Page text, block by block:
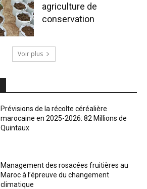
agriculture de
conservation
Voir plus
Prévisions de la récolte céréalière
marocaine en 2025-2026: 82 Millions de
Quintaux
Management des rosacées fruitières au
Maroc à l’épreuve du changement
climatique